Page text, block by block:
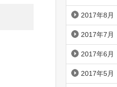
2017年8月
2017年7月
2017年6月
2017年5月